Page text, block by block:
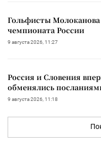
Гольфисты
чемпионата России
9 августа 2026, 11:27
Россия и Словения
обменялись
9 августа 2026, 11:18